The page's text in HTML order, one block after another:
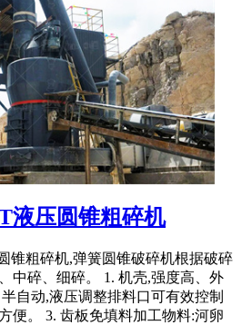
液压圆锥粗碎机
锥粗碎机,弹簧圆锥破碎机根据破碎
中碎、细碎。 1. 机壳,强度高、外
自动,液压调整排料口可有效控制
便。 3. 齿板免填料加工物料:河卵